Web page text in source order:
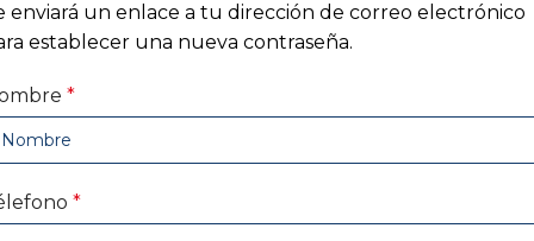
enviará un enlace a tu dirección de correo electrónico
establecer una nueva contraseña.
*
*